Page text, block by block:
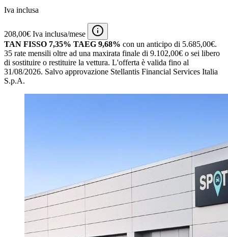
Iva inclusa
208,00€ Iva inclusa/mese
TAN FISSO 7,35% TAEG 9,68% con un anticipo di 5.685,00€.
35 rate mensili oltre ad una maxirata finale di 9.102,00€ o sei libero
di sostituire o restituire la vettura. L'offerta è valida fino al
31/08/2026. Salvo approvazione Stellantis Financial Services Italia
S.p.A.